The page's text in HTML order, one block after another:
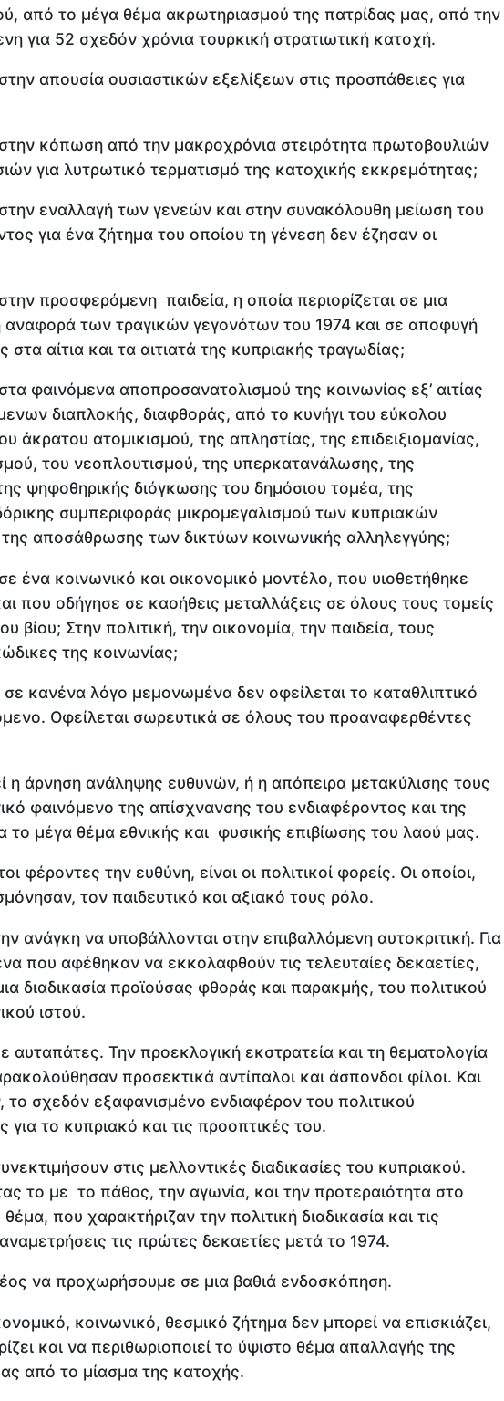
από το μέγα θέμα ακρωτηριασμού της πατρίδας μας, από την
για 52 σχεδόν χρόνια τουρκική στρατιωτική κατοχή.
απουσία ουσιαστικών εξελίξεων στις προσπάθειες για
κόπωση από την μακροχρόνια στειρότητα πρωτοβουλιών
για λυτρωτικό τερματισμό της κατοχικής εκκρεμότητας;
εναλλαγή των γενεών και στην συνακόλουθη μείωση του
για ένα ζήτημα του οποίου τη γένεση δεν έζησαν οι
προσφερόμενη παιδεία, η οποία περιορίζεται σε μια
αναφορά των τραγικών γεγονότων του 1974 και σε αποφυγή
στα αίτια και τα αιτιατά της κυπριακής τραγωδίας;
φαινόμενα αποπροσανατολισμού της κοινωνίας εξ’ αιτίας
διαπλοκής, διαφθοράς, από το κυνήγι του εύκολου
άκρατου ατομικισμού, της απληστίας, της επιδειξιομανίας,
του νεοπλουτισμού, της υπερκατανάλωσης, της
ψηφοθηρικής διόγκωσης του δημόσιου τομέα, της
συμπεριφοράς μικρομεγαλισμού των κυπριακών
αποσάθρωσης των δικτύων κοινωνικής αλληλεγγύης;
ένα κοινωνικό και οικονομικό μοντέλο, που υιοθετήθηκε
που οδήγησε σε καοήθεις μεταλλάξεις σε όλους τους τομείς
βίου; Στην πολιτική, την οικονομία, την παιδεία, τους
της κοινωνίας;
κανένα λόγο μεμονωμένα δεν οφείλεται το καταθλιπτικό
Οφείλεται σωρευτικά σε όλους του προαναφερθέντες
η άρνηση ανάληψης ευθυνών, ή η απόπειρα μετακύλισης τους
φαινόμενο της απίσχνανσης του ενδιαφέροντος και της
το μέγα θέμα εθνικής και φυσικής επιβίωσης του λαού μας.
φέροντες την ευθύνη, είναι οι πολιτικοί φορείς. Οι οποίοι,
τον παιδευτικό και αξιακό τους ρόλο.
ανάγκη να υποβάλλονται στην επιβαλλόμενη αυτοκριτική. Για
που αφέθηκαν να εκκολαφθούν τις τελευταίες δεκαετίες,
διαδικασία προϊούσας φθοράς και παρακμής, του πολιτικού
ιστού.
αυταπάτες. Την προεκλογική εκστρατεία και τη θεματολογία
προσεκτικά αντίπαλοι και άσπονδοι φίλοι. Και
το σχεδόν εξαφανισμένο ενδιαφέρον του πολιτικού
για το κυπριακό και τις προοπτικές του.
στις μελλοντικές διαδικασίες του κυπριακού.
το με το πάθος, την αγωνία, και την προτεραιότητα στο
που χαρακτήριζαν την πολιτική διαδικασία και τις
τις πρώτες δεκαετίες μετά το 1974.
να προχωρήσουμε σε μια βαθιά ενδοσκόπηση.
κοινωνικό, θεσμικό ζήτημα δεν μπορεί να επισκιάζει,
και να περιθωριοποιεί το ύψιστο θέμα απαλλαγής της
από το μίασμα της κατοχής.